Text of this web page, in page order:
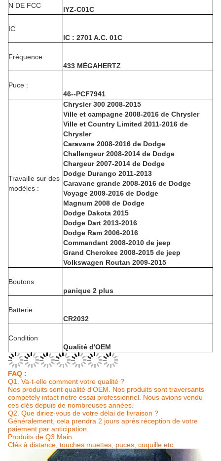
N DE FCC
IYZ-C01C
IC
IC : 2701 A.C. 01C
Fréquence :
433 MÉGAHERTZ
Puce :
46--PCF7941
Travaille sur des
modèles :
Chrysler 300 2008-2015
Ville et campagne 2008-2016 de Chrysler
Ville et Country Limited 2011-2016 de
Chrysler
Caravane 2008-2016 de Dodge
Challengeur 2008-2014 de Dodge
Chargeur 2007-2014 de Dodge
Dodge Durango 2011-2013
Caravane grande 2008-2016 de Dodge
Voyage 2009-2016 de Dodge
Magnum 2008 de Dodge
Dodge Dakota 2015
Dodge Dart 2013-2016
Dodge Ram 2006-2016
Commandant 2008-2010 de jeep
Grand Cherokee 2008-2015 de jeep
Volkswagen Routan 2009-2015
Boutons
panique 2 plus
Batterie
CR2032
Condition
Qualité d'OEM
FAQ :
Q1.
Va-t-elle comment votre qualité ?
Nos produits sont qualité d'OEM. Nos produits sont traversants
competely intact notre essai professionnel. Nous avions vendu
ces clés depuis de nombreuses années.
Q2. Que diriez-vous de votre délai de livraison ?
Généralement, cela prendra 2 jours après réception de votre
paiement par anticipation.
Produits de Q3.Main
Clés à distance, touches muettes, puces, coquille etc.